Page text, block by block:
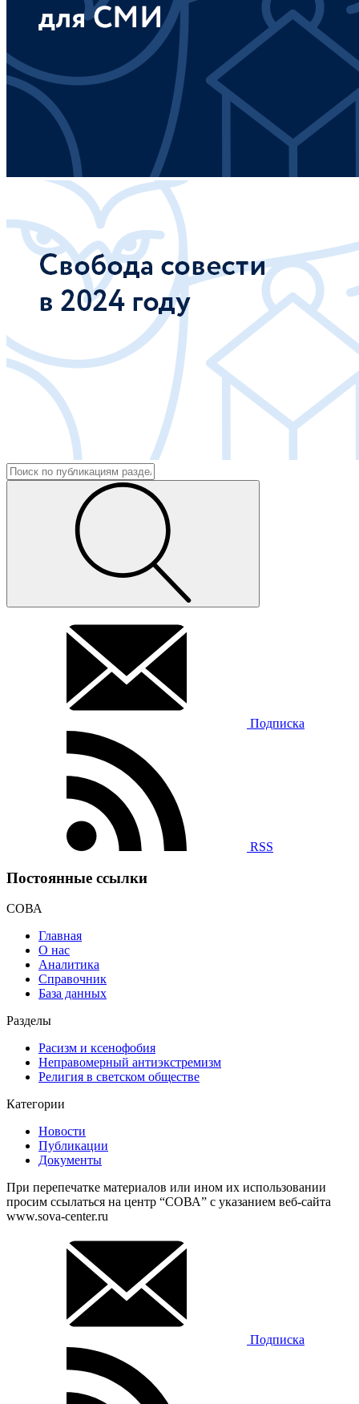
Подписка
RSS
Постоянные ссылки
СОВА
Главная
О нас
Аналитика
Справочник
База данных
Разделы
Расизм и ксенофобия
Неправомерный антиэкстремизм
Религия в светском обществе
Категории
Новости
Публикации
Документы
При перепечатке материалов или ином их использовании
просим ссылаться на центр “СОВА” с указанием веб-сайта
www.sova-center.ru
Подписка